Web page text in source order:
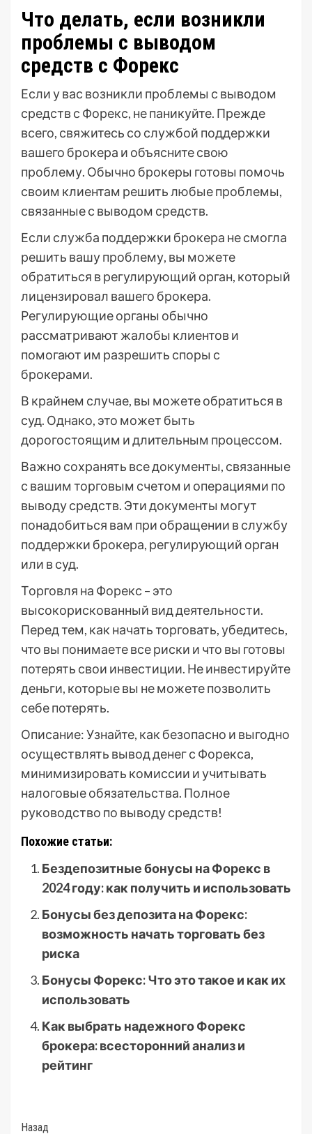
Что делать, если возникли
проблемы с выводом
средств с Форекс
Если у вас возникли проблемы с выводом
средств с Форекс, не паникуйте. Прежде
всего, свяжитесь со службой поддержки
вашего брокера и объясните свою
проблему. Обычно брокеры готовы помочь
своим клиентам решить любые проблемы,
связанные с выводом средств.
Если служба поддержки брокера не смогла
решить вашу проблему, вы можете
обратиться в регулирующий орган, который
лицензировал вашего брокера.
Регулирующие органы обычно
рассматривают жалобы клиентов и
помогают им разрешить споры с
брокерами.
В крайнем случае, вы можете обратиться в
суд. Однако, это может быть
дорогостоящим и длительным процессом.
Важно сохранять все документы, связанные
с вашим торговым счетом и операциями по
выводу средств. Эти документы могут
понадобиться вам при обращении в службу
поддержки брокера, регулирующий орган
или в суд.
Торговля на Форекс – это
высокорискованный вид деятельности.
Перед тем, как начать торговать, убедитесь,
что вы понимаете все риски и что вы готовы
потерять свои инвестиции. Не инвестируйте
деньги, которые вы не можете позволить
себе потерять.
Описание: Узнайте, как безопасно и выгодно
осуществлять вывод денег с Форекса,
минимизировать комиссии и учитывать
налоговые обязательства. Полное
руководство по выводу средств!
Похожие статьи:
Бездепозитные бонусы на Форекс в
2024 году: как получить и использовать
Бонусы без депозита на Форекс:
возможность начать торговать без
риска
Бонусы Форекс: Что это такое и как их
использовать
Как выбрать надежного Форекс
брокера: всесторонний анализ и
рейтинг
Назад